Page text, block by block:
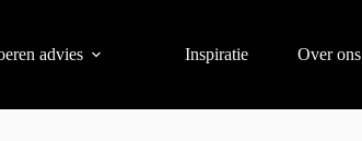
advies Inspiratie Over ons